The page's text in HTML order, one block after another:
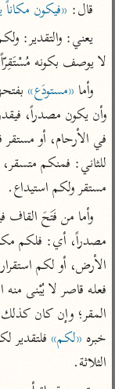
تفسير الثعالبي
تفسير السمرقندي
تفسير الثعلبي
اشترك لتصلك أخبار
قال: «فيكون
لا يوصف بكونه
وأما «مستودَع»
مستقر ولكم استيداع.
المقر؛ وإن كان
خبره «لكم»
الثلاثة.